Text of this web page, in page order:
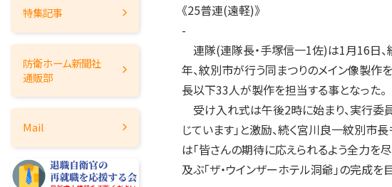
2017年
2014年
2012年
2011年
2009年
特集記事
防衛ホーム新聞社
通販部
Mail
《25普連(遠軽)》
-
連隊(連隊長・手塚信一1佐)は1月16日、
年、紋別市が行う同まつりのメイン像製
長以下33人が製作を担当する事となった。
受け入れ式は午後2時に始まり、実行委
じています」と激励、続く宮川良一紋別市
は「皆さんの期待に応えられるよう全力を
及ぶ「ザ・ウインザーホテル洞爺」の完成を